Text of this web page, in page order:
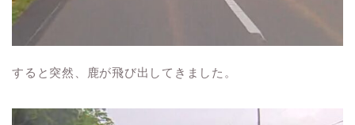
すると突然、鹿が飛び出してきました。